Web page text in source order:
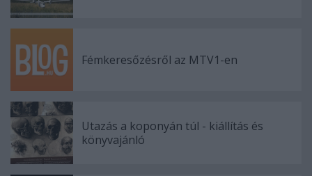
Fémkeresőzésről az MTV1-en
Utazás a koponyán túl - kiállítás és
könyvajánló